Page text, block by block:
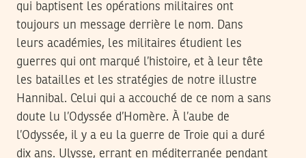
qui baptisent les opérations militaires ont
toujours un message derrière le nom. Dans
leurs académies, les militaires étudient les
guerres qui ont marqué l’histoire, et à leur tête
les batailles et les stratégies de notre illustre
Hannibal. Celui qui a accouché de ce nom a sans
doute lu l’Odyssée d’Homère. À l’aube de
l’Odyssée, il y a eu la guerre de Troie qui a duré
dix ans. Ulysse, errant en méditerranée pendant